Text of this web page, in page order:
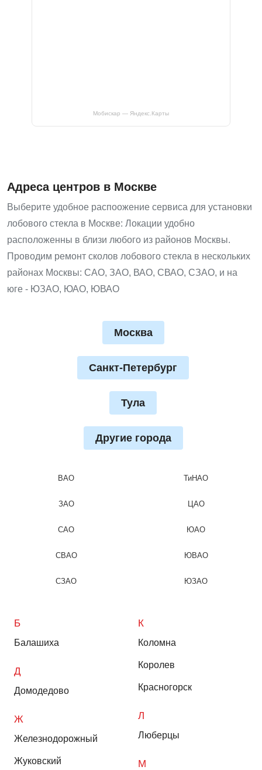
Мобискар — Яндекс.Карты
Адреса центров в Москве
Выберите удобное распоожение сервиса для установки
лобового стекла в Москве: Локации удобно
расположенны в близи любого из районов Москвы.
Проводим ремонт сколов лобового стекла в нескольких
районах Москвы: САО, ЗАО, ВАО, СВАО, СЗАО, и на
юге - ЮЗАО, ЮАО, ЮВАО
Москва
Санкт-Петербург
Тула
Другие города
ВАО
ЗАО
САО
СВАО
СЗАО
ТиНАО
ЦАО
ЮАО
ЮВАО
ЮЗАО
Б
Балашиха
Д
Домодедово
Ж
Железнодорожный
Жуковский
К
Коломна
Королев
Красногорск
Л
Люберцы
М